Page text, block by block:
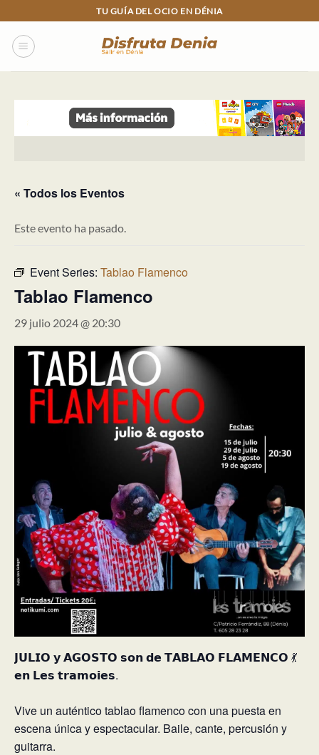
to
content
TU GUÍA DEL OCIO EN DÉNIA
« Todos los Eventos
Este evento ha pasado.
Event Series: Tablao Flamenco
Tablao Flamenco
29 julio 2024 @ 20:30
𝗝𝗨𝗟𝗜𝗢 𝘆 𝗔𝗚𝗢𝗦𝗧𝗢 𝘀𝗼𝗻 𝗱𝗲 𝗧𝗔𝗕𝗟𝗔𝗢 𝗙𝗟𝗔𝗠𝗘𝗡𝗖𝗢 💃
𝗲𝗻 𝗟𝗲𝘀 𝘁𝗿𝗮𝗺𝗼𝗶𝗲𝘀.⁣
Vive un auténtico tablao flamenco con una puesta en
escena única y espectacular. Baile, cante, percusión y
guitarra.⁣